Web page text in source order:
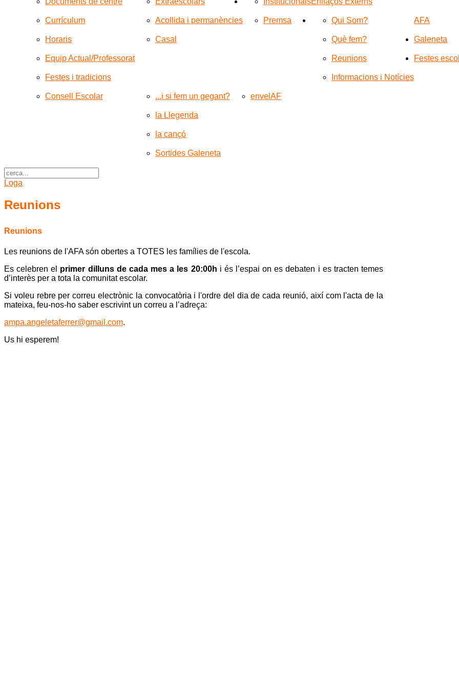
Currículum
Horaris
Equip Actual/Professorat
Festes i tradicions
Consell Escolar
Acollida i permanències
Casal
Premsa AFA
Qui Som?
Què fem?
Reunions
Informacions i Notícies
Galeneta
...i si fem un gegant?
la Llegenda
la cançó
Sortides Galeneta
Festes
envelAF
Loga
Reunions
Reunions
Les reunions de l'AFA són obertes a TOTES les famílies de l'escola.
Es celebren el primer dilluns de cada mes a les 20:00h i és l’espai on es debaten i es tracten temes
d’interès per a tota la comunitat escolar.
Si voleu rebre per correu electrònic la convocatòria i l'ordre del dia de cada reunió, així com l'acta de la
mateixa, feu-nos-ho saber escrivint un correu a l’adreça:
ampa.angeletaferrer@gmail.com.
Us hi esperem!